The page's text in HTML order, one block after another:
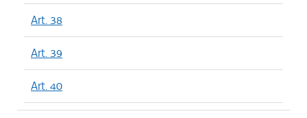
Art. 38
Art. 39
Art. 40